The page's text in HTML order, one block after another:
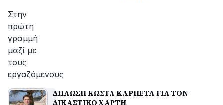
Στην
πρώτη
γραμμή
μαζί με
τους
εργαζόμενους
ΔΗΛΩΣΗ ΚΩΣΤΑ ΚΑΡΠΕΤΑ ΓΙΑ ΤΟΝ
ΔΙΚΑΣΤΙΚΟ ΧΑΡΤΗ